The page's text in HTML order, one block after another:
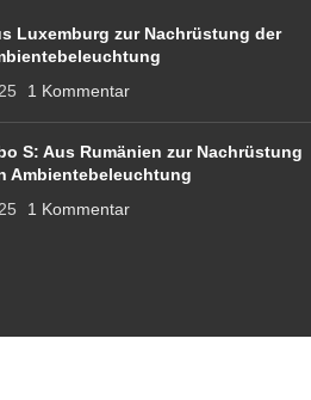
Luxemburg zur Nachrüstung der
1 Kommentar
S: Aus Rumänien zur Nachrüstung
Ambientebeleuchtung
1 Kommentar